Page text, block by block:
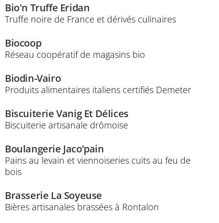
Bio'n Truffe Eridan
Truffe noire de France et dérivés culinaires
Biocoop
Réseau coopératif de magasins bio
Biodin-Vairo
Produits alimentaires italiens certifiés Demeter
Biscuiterie Vanig Et Délices
Biscuiterie artisanale drômoise
Boulangerie Jaco’pain
Pains au levain et viennoiseries cuits au feu de
bois
Brasserie La Soyeuse
Bières artisanales brassées à Rontalon